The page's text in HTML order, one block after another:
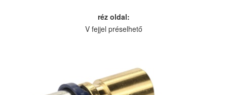
réz oldal:
V fejjel préselhető